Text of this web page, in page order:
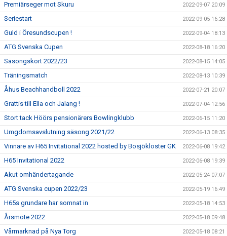
Premiärseger mot Skuru 2022-09-07 20:09
Seriestart 2022-09-05 16:28
Guld i Öresundscupen ! 2022-09-04 18:13
ATG Svenska Cupen 2022-08-18 16:20
Säsongskort 2022/23 2022-08-15 14:05
Träningsmatch 2022-08-13 10:39
Åhus Beachhandboll 2022 2022-07-21 20:07
Grattis till Ella och Jalang ! 2022-07-04 12:56
Stort tack Höörs pensionärers Bowlingklubb 2022-06-15 11:20
Umgdomsavslutning säsong 2021/22 2022-06-13 08:35
Vinnare av H65 Invitational 2022 hosted by Bosjökloster GK 2022-06-08 19:42
H65 Invitational 2022 2022-06-08 19:39
Akut omhändertagande 2022-05-24 07:07
ATG Svenska cupen 2022/23 2022-05-19 16:49
H65s grundare har somnat in 2022-05-18 14:53
Årsmöte 2022 2022-05-18 09:48
Vårmarknad på Nya Torg 2022-05-18 08:21